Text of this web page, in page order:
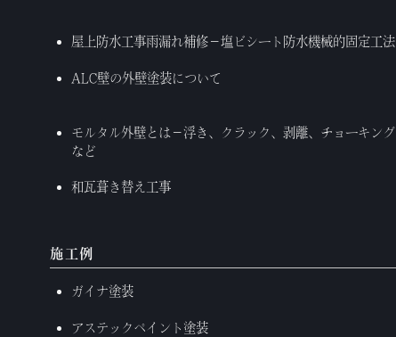
屋上防水工事雨漏れ補修－塩ビシート防水機械的固定工法
ALC壁の外壁塗装について
モルタル外壁とは－浮き、クラック、剥離、チョーキング
など
和瓦葺き替え工事
施工例
ガイナ塗装
アステックペイント塗装